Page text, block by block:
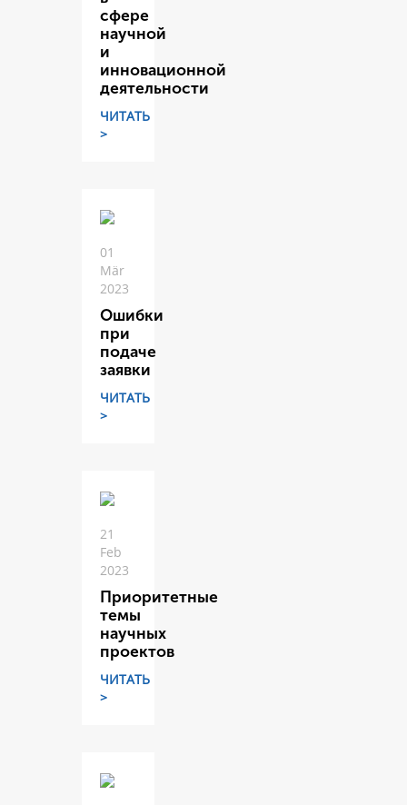
сфере
научной
и
инновационной
деятельности
ЧИТАТЬ
>
01
Mär
2023
Ошибки
при
подаче
заявки
ЧИТАТЬ
>
21
Feb
2023
Приоритетные
темы
научных
проектов
ЧИТАТЬ
>